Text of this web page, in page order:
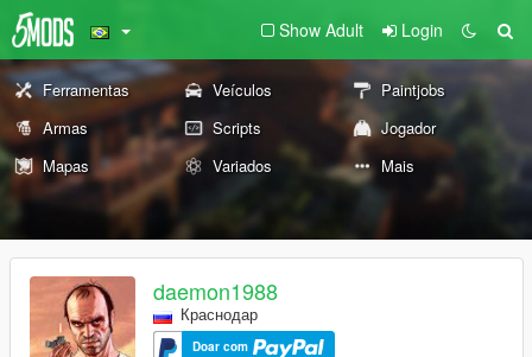
Show Adult Login
Ferramentas Veículos
Paintjobs
Armas
Scripts
Jogador
Mapas
Variados Mais
daemon1988
Краснодар
Doar com